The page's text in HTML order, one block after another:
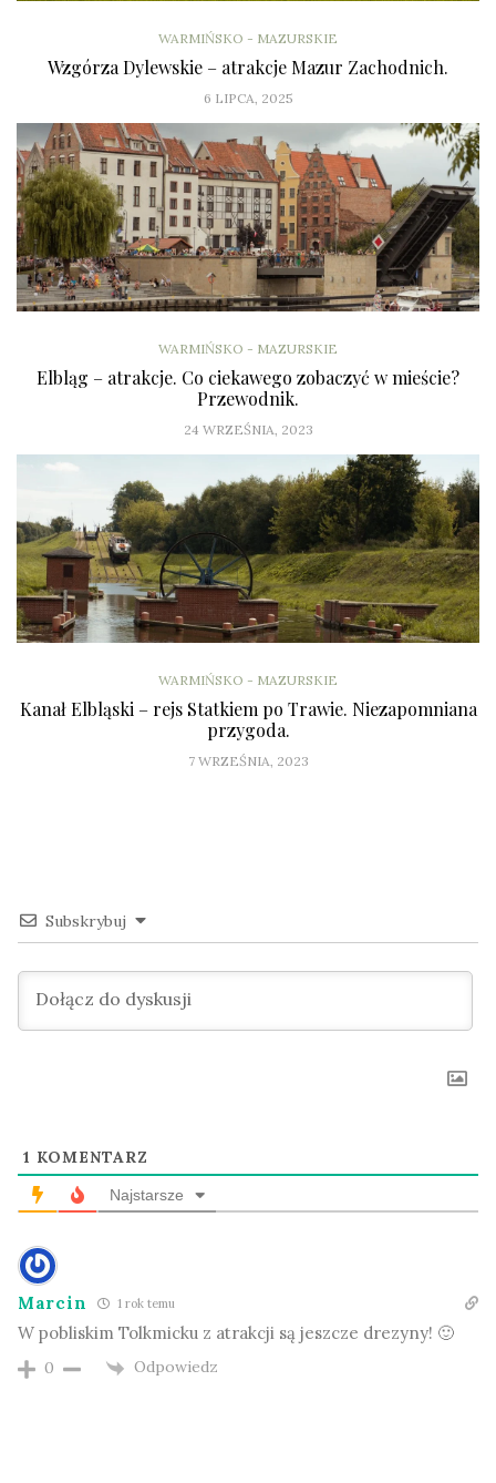
WARMIŃSKO - MAZURSKIE
Wzgórza Dylewskie – atrakcje Mazur Zachodnich.
6 LIPCA, 2025
WARMIŃSKO - MAZURSKIE
Elbląg – atrakcje. Co ciekawego zobaczyć w mieście?
Przewodnik.
24 WRZEŚNIA, 2023
WARMIŃSKO - MAZURSKIE
Kanał Elbląski – rejs Statkiem po Trawie. Niezapomniana
przygoda.
7 WRZEŚNIA, 2023
Subskrybuj
1 KOMENTARZ
Najstarsze
Marcin 1 rok temu
W pobliskim Tolkmicku z atrakcji są jeszcze drezyny! 🙂
0 Odpowiedz